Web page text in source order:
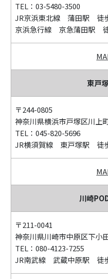
TEL：03-5480-3500
JR京浜東北線 蒲田駅 徒
京浜急行線 京急蒲田駅
東戸
〒244-0805
神奈川県横浜市戸塚区川
TEL：045-820-5696
JR横須賀線 東戸塚駅 徒
川崎
〒211-0041
神奈川県川崎市中原区下
TEL：080-4123-7255
JR南武線 武蔵中原駅 徒